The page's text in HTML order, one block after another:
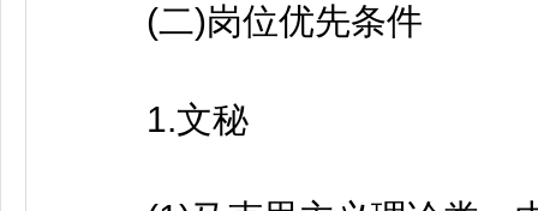
(二)岗位优先条件
1.文秘